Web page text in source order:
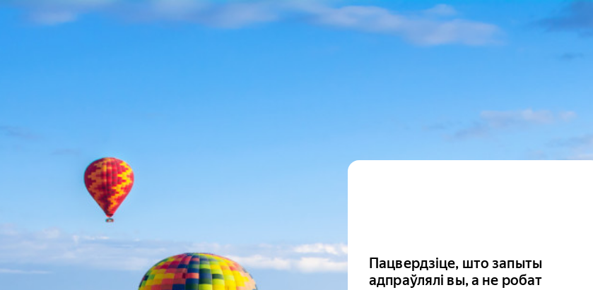
Пацвердзіце, што запыты
адпраўлялі вы, а не робат